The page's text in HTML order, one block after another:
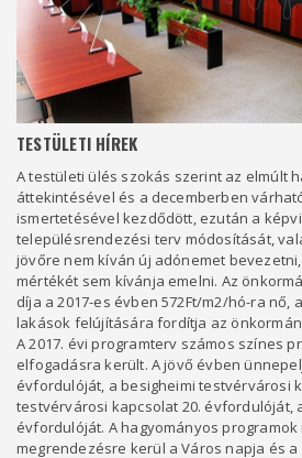
TESTÜLETI HÍREK
A testületi ülés szokás szerint az elmúlt
áttekintésével és a decemberben
ismertetésével kezdődött, ezután a
településrendezési terv módosítását,
jövőre nem kíván új adónemet
mértékét sem kívánja emelni. Az
díja a 2017-es évben 572Ft/m2/hó-ra nő,
lakások felújítására fordítja az
A 2017. évi programterv számos színes
elfogadásra került. A jövő évben
évfordulóját, a besigheimi testvérvárosi
testvérvárosi kapcsolat 20. évfordulóját,
évfordulóját. A hagyományos
megrendezésre kerül a Város napja és